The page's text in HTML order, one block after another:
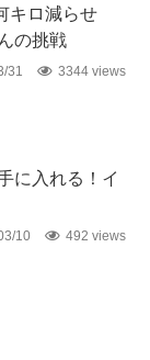
キロ減らせ
の挑戦
31 3344 views
に入れる！イ
10 492 views